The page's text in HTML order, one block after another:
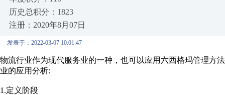
历史总积分：1823
注册：2020年8月07日
发表于：2022-03-07 10:01:47
物流行业作为现代服务业的一种，也可以应用六西格玛管理方
业的应用分析:
1.定义阶段